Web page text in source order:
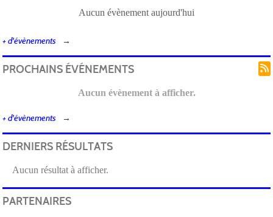
Aucun évènement aujourd'hui
+ d'évènements
PROCHAINS ÉVÉNEMENTS
Aucun évènement à afficher.
+ d'évènements
DERNIERS RÉSULTATS
Aucun résultat à afficher.
PARTENAIRES